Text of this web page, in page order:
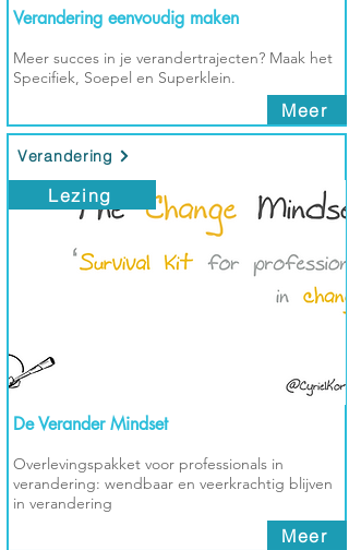
Verandering eenvoudig maken
Meer succes in je verandertrajecten? Maak het
Specifiek, Soepel en Superklein.
Meer
Verandering
Lezing
De Verander Mindset
Overlevingspakket voor professionals in
verandering: wendbaar en veerkrachtig blijven
in verandering
Meer